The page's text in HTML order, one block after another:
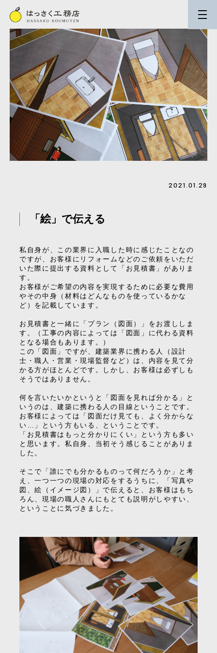
2021.01.29
「絵」で伝える
私自身が、この業界に入職した時に感じたことなの
ですが、お客様にリフォームなどのご依頼をいただ
いた際に提出する資料として「お見積書」がありま
す。
お客様がご希望の内容を実現するために必要な費用
やその中身（材料はどんなものを使っているかな
ど）を記載しています。
お見積書と一緒に「プラン（図面）」をお渡ししま
す。（工事の内容によっては「図面」に代わる資料
となる場合もあります。）
この「図面」ですが、建築業界に携わる人（設計
士・職人・営業・現場監督など）は、内容を見て分
かる方がほとんどです。しかし、お客様は必ずしも
そうではありません。
何を言いたいかというと「図面を見れば分かる」と
いうのは、建築に携わる人の目線ということです。
お客様によっては「図面だけ見ても、よく分からな
い…」という方もいる、ということです。
「お見積書はもっと分かりにくい」という方も多い
と思います。私自身、当初そう感じることがありま
した。
そこで「誰にでも分かるものって何だろうか」と考
え、一つ一つの現場の対応をするうちに、「写真や
図、絵（イメージ図）」で伝えると、お客様はもち
ろん、現場の職人さんにもとても説明がしやすい、
ということに気づきました。